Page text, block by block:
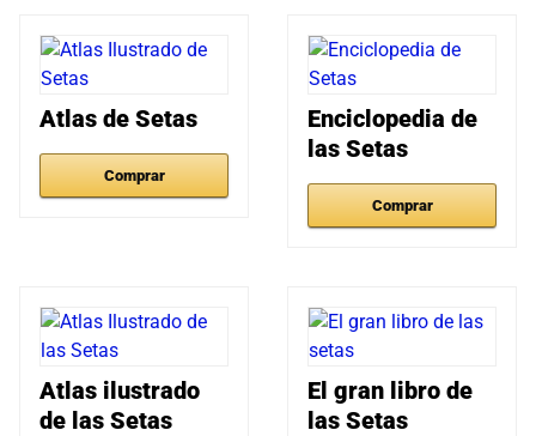
Atlas de Setas
Comprar
Enciclopedia de
las Setas
Comprar
Atlas ilustrado
de las Setas
El gran libro de
las Setas